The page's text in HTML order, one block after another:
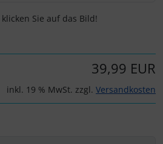
Sie auf das Bild!
39,99 EUR
inkl. 19 % MwSt. zzgl. Versandkosten